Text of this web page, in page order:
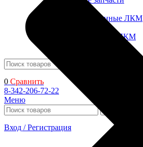
Промышленные ЛКМ
Декоративные ЛКМ
0 Сравнить
8-342-206-72-22
Меню
Вход / Регистрация